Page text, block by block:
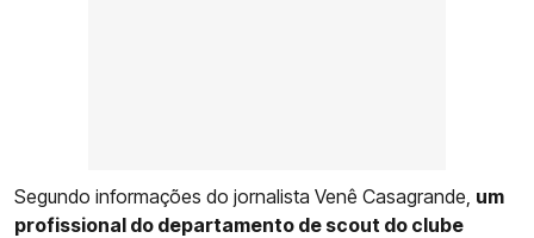
Segundo informações do jornalista Venê Casagrande, um
profissional do departamento de scout do clube